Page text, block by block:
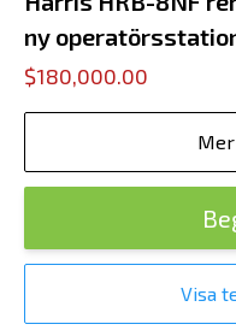
ny
$180,000.00
Visa